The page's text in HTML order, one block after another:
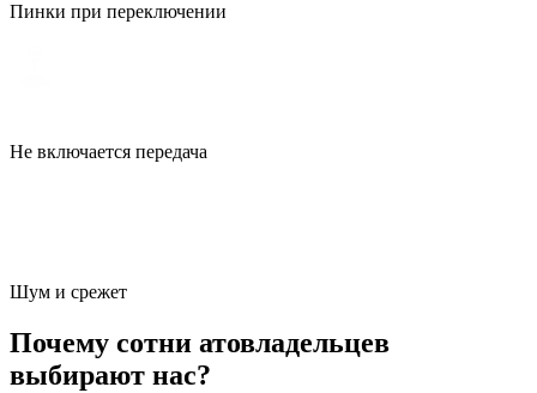
Пинки при переключении
Не включается передача
Шум и срежет
Почему сотни атовладельцев
выбирают нас?